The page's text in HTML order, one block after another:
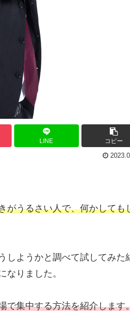
LINE コピー
がうるさい人で、何かしても
しようかと調べて試してみた
なりました。
で集中する方法を紹介します